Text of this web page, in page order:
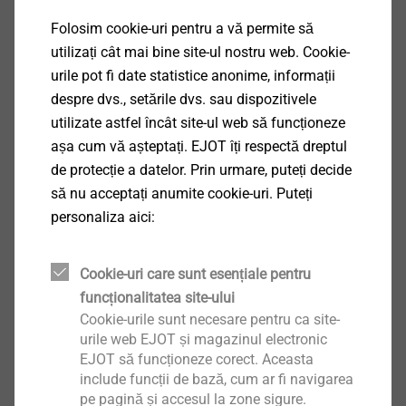
REACH, ROHS, CMRT, ERMT.
Show More
Conformitate REACH
EJOT, conform definiției din REACH, este un utilizator
din aval și, prin urmare, nu este responsabil pentru
Acordăm o mare importanță calității și siguranței; prin
urmare, fiecare produs este supus unor controale
stricte periodice. Acestea se aplică, desigur, și
respectării valorilor limită legale pentru substanțele
Conformitate cu ROHS, EMRT și CMRT
Folosim cookie-uri pentru a vă permite să
utilizați cât mai bine site-ul nostru web. Cookie-
urile pot fi date statistice anonime, informații
despre dvs., setările dvs. sau dispozitivele
utilizate astfel încât site-ul web să funcționeze
așa cum vă așteptați. EJOT îți respectă dreptul
de protecție a datelor. Prin urmare, puteți decide
să nu acceptați anumite cookie-uri. Puteți
personaliza aici:
Cookie-uri care sunt esențiale pentru
funcționalitatea site-ului
Cookie-urile sunt necesare pentru ca site-
urile web EJOT și magazinul electronic
EJOT să funcționeze corect. Aceasta
include funcții de bază, cum ar fi navigarea
pe pagină și accesul la zone sigure.